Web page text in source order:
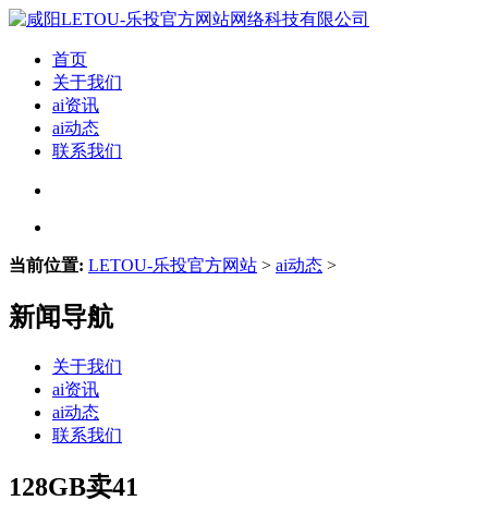
首页
关于我们
ai资讯
ai动态
联系我们
当前位置: LETOU-乐投官方网站 > ai动态 >
新闻导航
关于我们
ai资讯
ai动态
联系我们
128GB卖41